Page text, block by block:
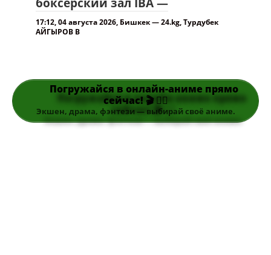
Погружайся в онлайн-аниме прямо
сейчас! 🎬 👆🏻
Экшен, драма, фэнтези — выбирай своё аниме.